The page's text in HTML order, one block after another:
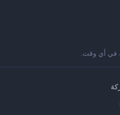
في أي وقت.